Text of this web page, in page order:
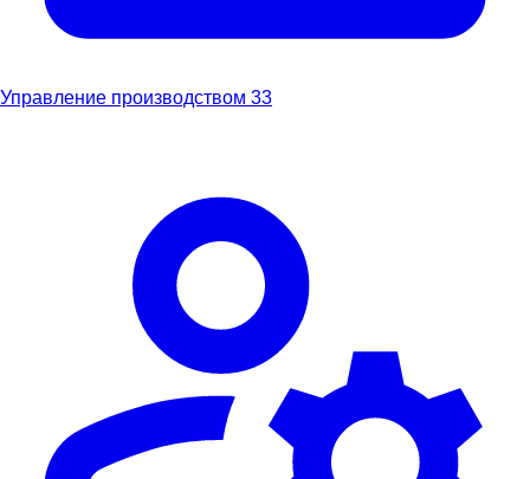
Управление производством 33